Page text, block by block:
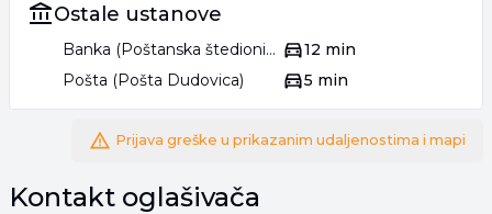
Ostale ustanove
Banka (Poštanska štedionica)
12 min
Pošta (Pošta Dudovica)
5 min
Prijava greške u prikazanim udaljenostima i mapi
Kontakt oglašivača